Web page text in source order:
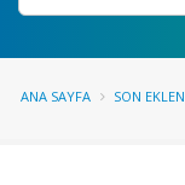
ANA SAYFA SON